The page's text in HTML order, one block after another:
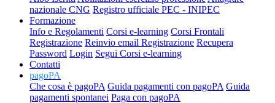
nazionale CNG Registro ufficiale PEC - INIPEC
Formazione
Info e Regolamenti Corsi e-learning Corsi Frontali
Registrazione Reinvio email Registrazione Recupera
Password Login Segui Corsi e-learning
Contatti
pagoPA
Che cosa è pagoPA Guida pagamenti con pagoPA Guida
pagamenti spontanei Paga con pagoPA